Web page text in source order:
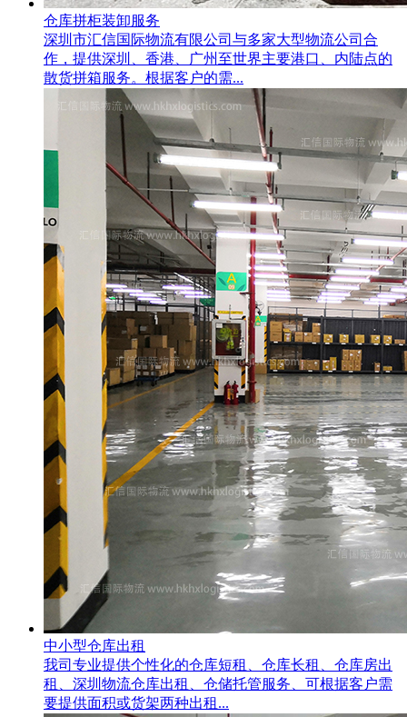
仓库拼柜装卸服务
深圳市汇信国际物流有限公司与多家大型物流公司合
作，提供深圳、香港、广州至世界主要港口、内陆点的
散货拼箱服务。根据客户的需...
中小型仓库出租
我司专业提供个性化的仓库短租、仓库长租、仓库房出
租、深圳物流仓库出租、仓储托管服务、可根据客户需
要提供面积或货架两种出租...